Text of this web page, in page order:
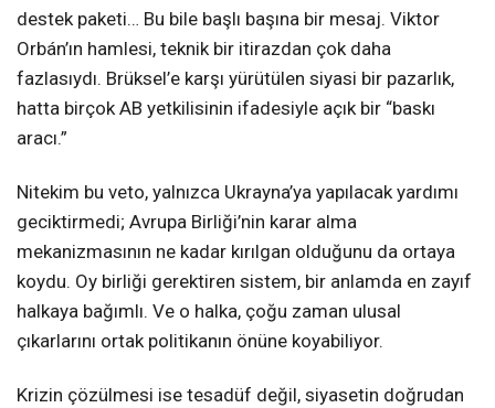
destek paketi… Bu bile başlı başına bir mesaj. Viktor
Orbán’ın hamlesi, teknik bir itirazdan çok daha
fazlasıydı. Brüksel’e karşı yürütülen siyasi bir pazarlık,
hatta birçok AB yetkilisinin ifadesiyle açık bir “baskı
aracı.”
Nitekim bu veto, yalnızca Ukrayna’ya yapılacak yardımı
geciktirmedi; Avrupa Birliği’nin karar alma
mekanizmasının ne kadar kırılgan olduğunu da ortaya
koydu. Oy birliği gerektiren sistem, bir anlamda en zayıf
halkaya bağımlı. Ve o halka, çoğu zaman ulusal
çıkarlarını ortak politikanın önüne koyabiliyor.
Krizin çözülmesi ise tesadüf değil, siyasetin doğrudan